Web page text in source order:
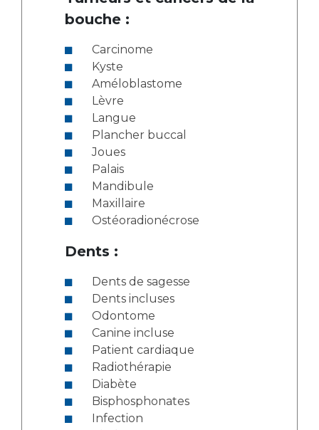
bouche :
Carcinome
Kyste
Améloblastome
Lèvre
Langue
Plancher buccal
Joues
Palais
Mandibule
Maxillaire
Ostéoradionécrose
Dents :
Dents de sagesse
Dents incluses
Odontome
Canine incluse
Patient cardiaque
Radiothérapie
Diabète
Bisphosphonates
Infection